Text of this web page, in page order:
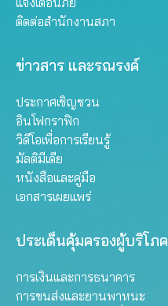
ติดต่อสำนักงานสภา
ข่าวสาร และรณรงค์
ประกาศเชิญชวน
อินโฟกราฟิก
วิดีโอเพื่อการเรียนรู้
มัลติมีเดีย
หนังสือและคู่มือ
เอกสารเผยแพร่
ประเด็นคุ้มครองผู้บริโภค
การเงินและการธนาคาร
การขนส่งและยานพาหนะ